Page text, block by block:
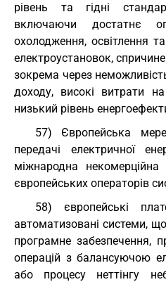
рівень та гідні
включаючи достатнє
охолодження, освітлення
електроустановок,
зокрема через
доходу, високі витрати
низький рівень
57) Європейська
передачі електричної
міжнародна некомерційна
європейських операторів
58) європейські
автоматизовані системи,
програмне забезпечення,
операцій з балансуючою
або процесу неттінгу